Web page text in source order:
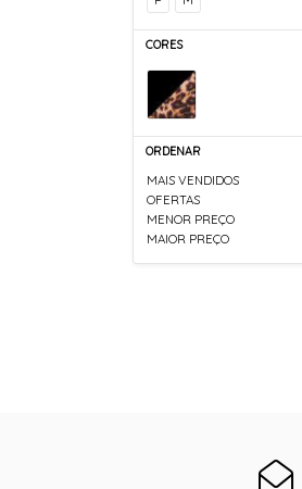
CORES
ORDENAR
MAIS VENDIDOS
OFERTAS
MENOR PREÇO
MAIOR PREÇO